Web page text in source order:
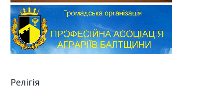
Релігія